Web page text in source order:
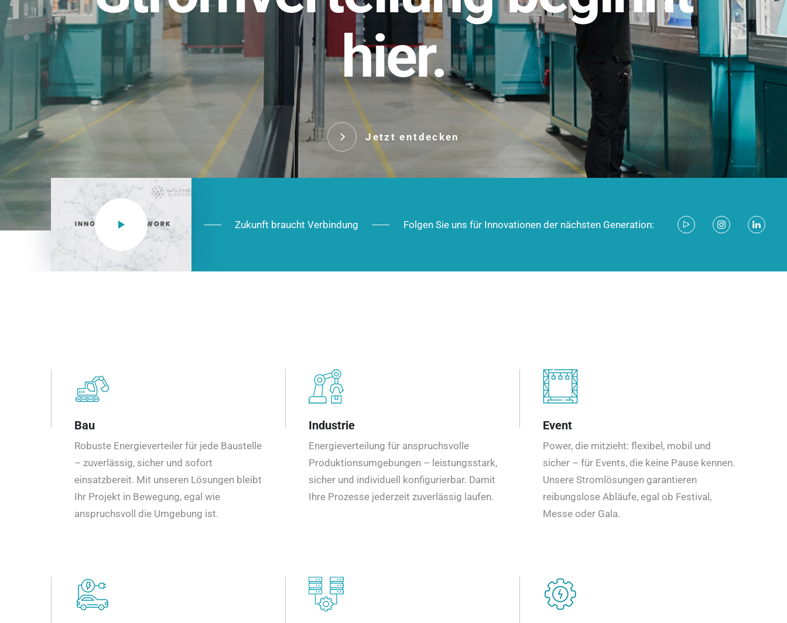
hier.
Jetzt entdecken
NEO CEE: Energieverteilung mit System. Robust im Alltag,
effizient in der Installation, zukunftsfähig im Ausbau.
Das innovative Stecksystem für industrielle Anwendungen –
robust, IP-geschützt und zukunftsfähig.
Jetzt entdecken
Zukunft braucht Verbindung Folgen Sie uns für Innovationen der nächsten Generation:
Bau
Robuste Energieverteiler für jede Baustelle
– zuverlässig, sicher und sofort
einsatzbereit. Mit unseren Lösungen bleibt
Ihr Projekt in Bewegung, egal wie
anspruchsvoll die Umgebung ist.
Industrie
Energieverteilung für anspruchsvolle
Produktionsumgebungen – leistungsstark,
sicher und individuell konfigurierbar. Damit
Ihre Prozesse jederzeit zuverlässig laufen.
Event
Power, die mitzieht: flexibel, mobil und
sicher – für Events, die keine Pause kennen.
Unsere Stromlösungen garantieren
reibungslose Abläufe, egal ob Festival,
Messe oder Gala.